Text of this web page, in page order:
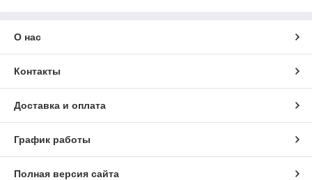
О нас
Контакты
Доставка и оплата
График работы
Полная версия сайта